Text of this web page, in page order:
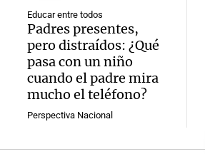
Educar entre todos
Padres presentes,
pero distraídos: ¿Qué
pasa con un niño
cuando el padre mira
mucho el teléfono?
Perspectiva Nacional